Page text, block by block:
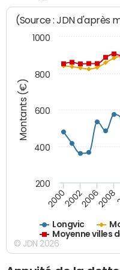
Montants (€)
(Source : JDN d'après
Longvic
Moyenne villes
2000200220062008
200
400
600
800
1000
© JDN 2026